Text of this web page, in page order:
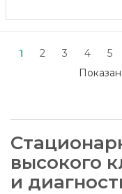
1 2 3 4 5
высокого
и